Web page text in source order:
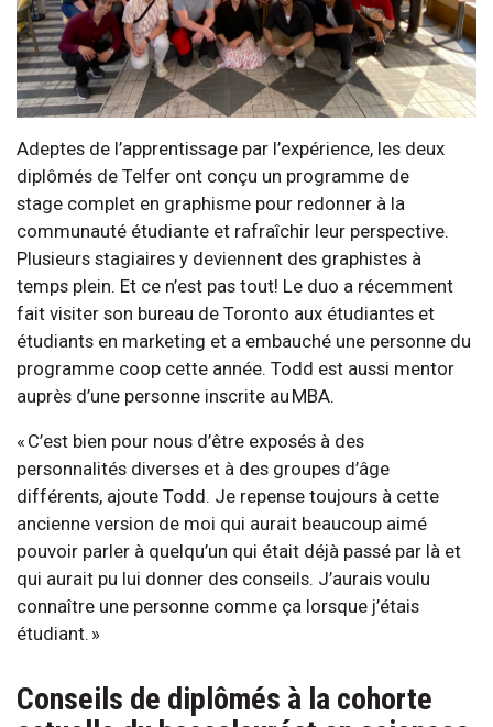
Adeptes de l’apprentissage par l’expérience, les deux
diplômés de Telfer ont conçu un programme de
stage complet en graphisme pour redonner à la
communauté étudiante et rafraîchir leur perspective.
Plusieurs stagiaires y deviennent des graphistes à
temps plein. Et ce n’est pas tout! Le duo a récemment
fait visiter son bureau de Toronto aux étudiantes et
étudiants en marketing et a embauché une personne du
programme coop cette année. Todd est aussi mentor
auprès d’une personne inscrite au MBA.
« C’est bien pour nous d’être exposés à des
personnalités diverses et à des groupes d’âge
différents, ajoute Todd. Je repense toujours à cette
ancienne version de moi qui aurait beaucoup aimé
pouvoir parler à quelqu’un qui était déjà passé par là et
qui aurait pu lui donner des conseils. J’aurais voulu
connaître une personne comme ça lorsque j’étais
étudiant. »
Conseils de diplômés à la cohorte